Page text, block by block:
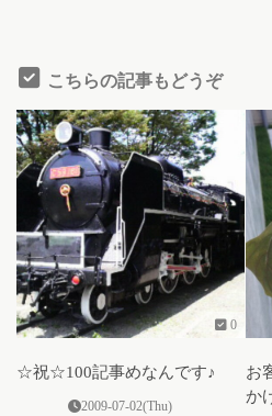
こちらの記事もどうぞ
0
☆祝☆100記事めなんです♪
2009-07-02(Thu)
お
か